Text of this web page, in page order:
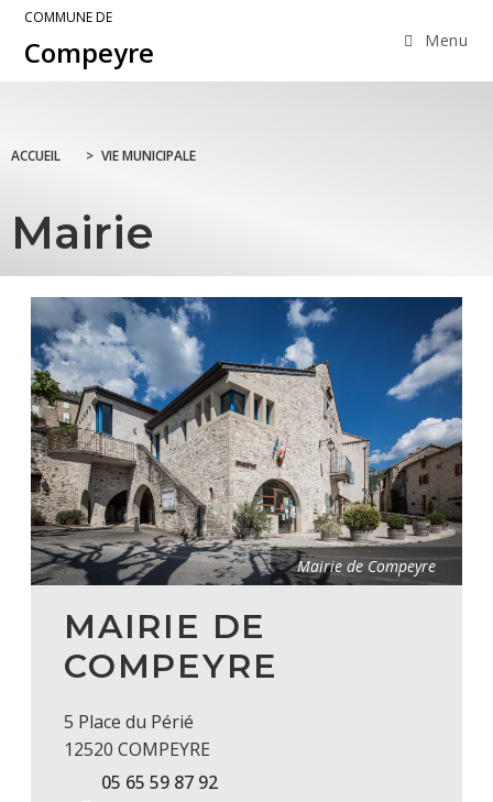
COMMUNE DE
Compeyre Menu
ACCUEIL > VIE MUNICIPALE
Mairie
Mairie de Compeyre
MAIRIE DE
COMPEYRE
5 Place du Périé
12520 COMPEYRE
05 65 59 87 92